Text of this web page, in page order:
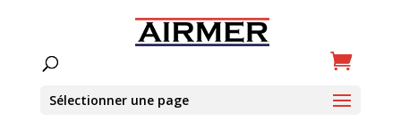
Sélectionner une page